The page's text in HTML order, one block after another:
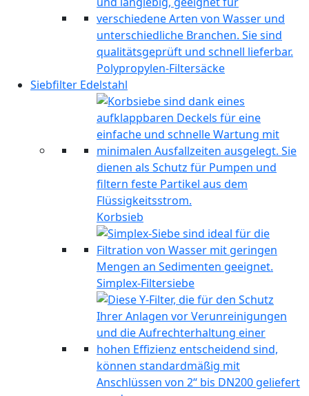
Polypropylen-Filtersäcke
Siebfilter Edelstahl
Korbsieb
Simplex-Filtersiebe